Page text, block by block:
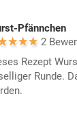
Pfännchen
2
Rezept
Runde.